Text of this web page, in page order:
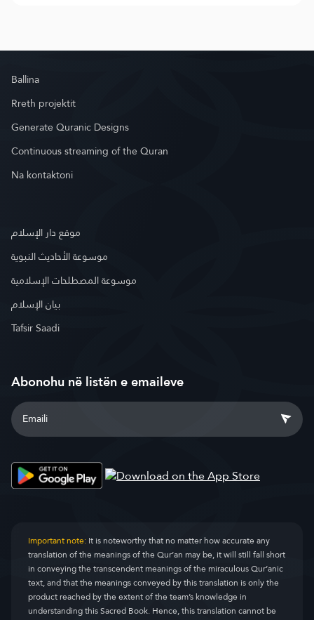
Ballina
Rreth projektit
Generate Quranic Designs
Continuous streaming of the Quran
Na kontaktoni
موقع دار الإسلام
موسوعة الأحاديث النبوية
موسوعة المصطلحات الإسلامية
بيان الإسلام
Tafsir Saadi
Abonohu në listën e emaileve
Important note:It is noteworthy that no matter how accurate any
translation of the meanings of the Qur’an may be, it will still fall short
in conveying the transcendent meanings of the miraculous Qur’anic
text, and that the meanings conveyed by this translation is only the
product reached by the extent of the team’s knowledge in
understanding this Sacred Book. Hence, this translation cannot be